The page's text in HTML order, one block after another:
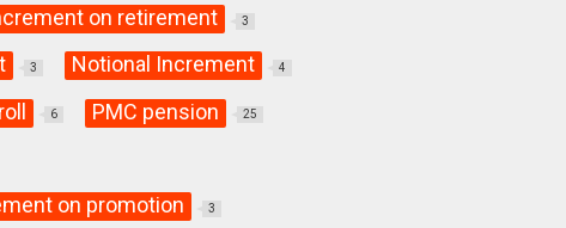
on retirement 3
3 Notional Increment 4
6 PMC pension 25
on promotion 3